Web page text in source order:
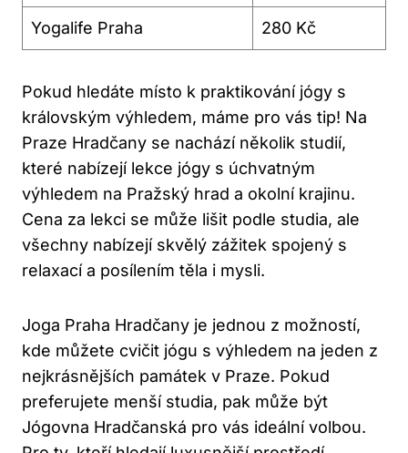
Yogalife Praha 280 Kč
Pokud hledáte místo k praktikování jógy s
královským výhledem, máme pro vás tip! Na
Praze Hradčany se nachází několik studií,
které nabízejí lekce jógy s úchvatným
výhledem na Pražský hrad a okolní krajinu.
Cena za lekci se může lišit podle studia, ale
všechny nabízejí skvělý zážitek spojený s
relaxací a posílením těla i mysli.
Joga Praha Hradčany je jednou z možností,
kde můžete cvičit jógu s výhledem na jeden z
nejkrásnějších památek v Praze. Pokud
preferujete menší studia, pak může být
Jógovna Hradčanská pro vás ideální volbou.